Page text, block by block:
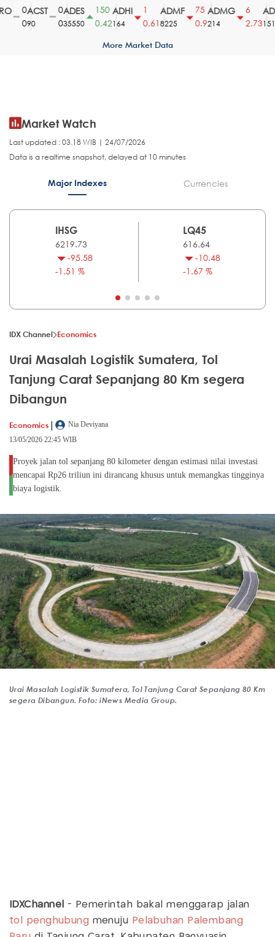
ACST
90
ADES
35550
150
0.42
ADHI
164
0.61
ADMF
8225
75
0.9
ADMG
214
2.731510
More Market Data
Market Watch
Last updated : 03.18 WIB | 24/07/2026
Data is a realtime snapshot, delayed at 10 minutes
Major Indexes Currencies
IHSG
6219.73
-95.58
-1.51 %
LQ45
616.64
-10.48
-1.67 %
IDX Channel Economics
Urai Masalah Logistik Sumatera, Tol
Tanjung Carat Sepanjang 80 Km segera
Dibangun
Economics |
Nia Deviyana
13/05/2026 22:45 WIB
Proyek jalan tol sepanjang 80 kilometer dengan estimasi nilai investasi
mencapai Rp26 triliun ini dirancang khusus untuk memangkas tingginya
biaya logistik.
Urai Masalah Logistik Sumatera, Tol Tanjung Carat Sepanjang 80 Km
segera Dibangun. Foto: iNews Media Group.
IDXChannel
- Pemerintah bakal menggarap jalan
tol penghubung menuju Pelabuhan Palembang